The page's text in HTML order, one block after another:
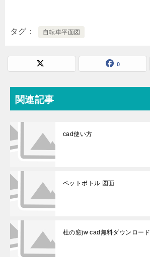
タグ 自転車平面図
0
関連記事
cad使い方
ペットボトル 図面
杜の窓jw cad無料ダウンロード